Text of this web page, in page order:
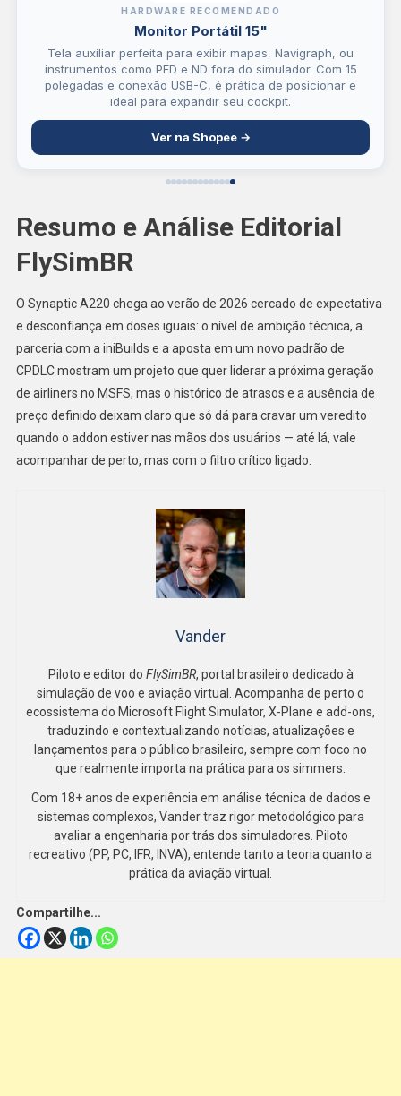
HARDWARE RECOMENDADO
Monitor Portátil 15"
Tela auxiliar perfeita para exibir mapas, Navigraph, ou
instrumentos como PFD e ND fora do simulador. Com 15
polegadas e conexão USB-C, é prática de posicionar e
ideal para expandir seu cockpit.
Ver na Shopee →
Resumo e Análise Editorial
FlySimBR
O Synaptic A220 chega ao verão de 2026 cercado de expectativa
e desconfiança em doses iguais: o nível de ambição técnica, a
parceria com a iniBuilds e a aposta em um novo padrão de
CPDLC mostram um projeto que quer liderar a próxima geração
de airliners no MSFS, mas o histórico de atrasos e a ausência de
preço definido deixam claro que só dá para cravar um veredito
quando o addon estiver nas mãos dos usuários — até lá, vale
acompanhar de perto, mas com o filtro crítico ligado.
Vander
Piloto e editor do FlySimBR, portal brasileiro dedicado à
simulação de voo e aviação virtual. Acompanha de perto o
ecossistema do Microsoft Flight Simulator, X-Plane e add-ons,
traduzindo e contextualizando notícias, atualizações e
lançamentos para o público brasileiro, sempre com foco no
que realmente importa na prática para os simmers.
Com 18+ anos de experiência em análise técnica de dados e
sistemas complexos, Vander traz rigor metodológico para
avaliar a engenharia por trás dos simuladores. Piloto
recreativo (PP, PC, IFR, INVA), entende tanto a teoria quanto a
prática da aviação virtual.
Compartilhe...